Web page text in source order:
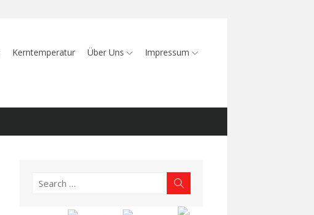
Kerntemperatur Über Uns Impressum
Search